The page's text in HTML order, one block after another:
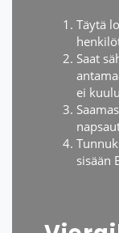
Täytä
Saat
ei
sisään